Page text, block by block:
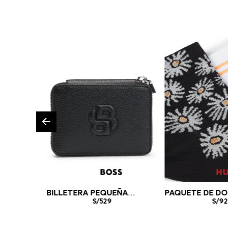
BILLETERA PEQUEÑA
GRANULADA CON
S/529
PAQUETE DE
MEDIAS
S/92